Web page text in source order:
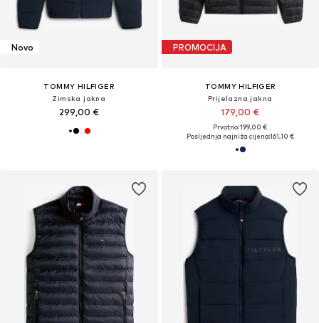
Novo
TOMMY HILFIGER
Zimska jakna
299,00 €
PROMOCIJA
TOMMY HILFIGER
Prijelazna jakna
179,00 €
Prvotno: 199,00 €
Posljednja najniža cijena:161,10 €